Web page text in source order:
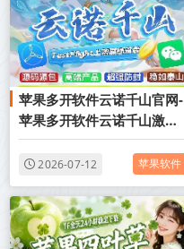
苹果多开软件云诺千山官网-
苹果多开软件云诺千山激活
码商城自动发卡
2026-07-12 苹果软件